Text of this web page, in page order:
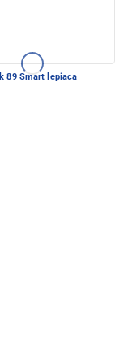
89 Smart lepiaca